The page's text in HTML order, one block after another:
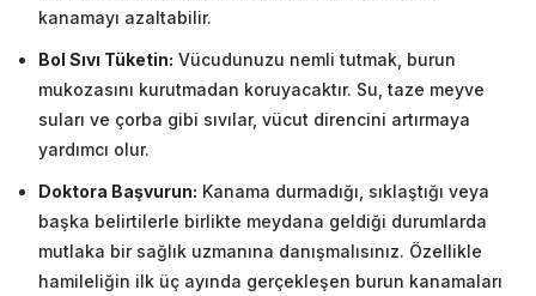
kanamayı azaltabilir.
Bol Sıvı Tüketin: Vücudunuzu nemli tutmak, burun
mukozasını kurutmadan koruyacaktır. Su, taze meyve
suları ve çorba gibi sıvılar, vücut direncini artırmaya
yardımcı olur.
Doktora Başvurun: Kanama durmadığı, sıklaştığı veya
başka belirtilerle birlikte meydana geldiği durumlarda
mutlaka bir sağlık uzmanına danışmalısınız. Özellikle
hamileliğin ilk üç ayında gerçekleşen burun kanamaları